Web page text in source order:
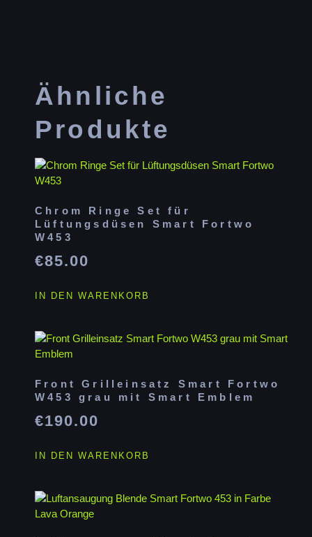
Ähnliche
Produkte
Chrom Ringe Set für
Lüftungsdüsen Smart Fortwo
W453
€85.00
IN DEN WARENKORB
Front Grilleinsatz Smart Fortwo
W453 grau mit Smart Emblem
€190.00
IN DEN WARENKORB